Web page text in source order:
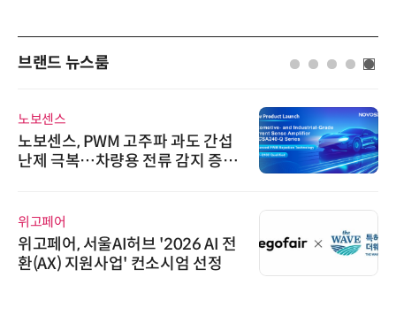
브랜드 뉴스룸
노보센스
노보센스, PWM 고주파 과도 간섭
난제 극복…차량용 전류 감지 증폭
위고페어
위고페어, 서울AI허브 '2026 AI 전
환(AX) 지원사업' 컨소시엄 선정